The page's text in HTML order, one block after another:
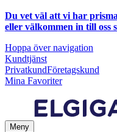
Du vet väl att vi har
eller välkommen in till oss
Hoppa över navigation
Kundtjänst
PrivatkundFöretagskund
Mina Favoriter
Meny